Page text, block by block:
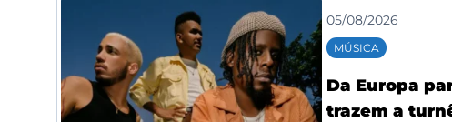
05/08/2026
MÚSICA
Da Europa
trazem a